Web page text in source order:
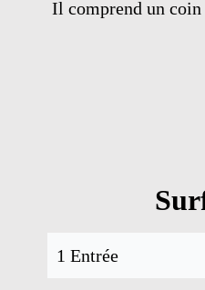
Il comprend un coin
1 Entrée